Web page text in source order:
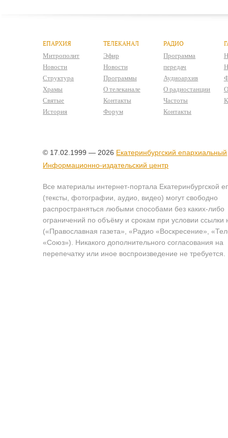
ЕПАРХИЯ
Митрополит
Новости
Структура
Храмы
Святые
История
ТЕЛЕКАНАЛ
Эфир
Новости
Программы
О телеканале
Контакты
Форум
РАДИО
Программа
передач
Аудиоархив
О радиостанции
Частоты
Контакты
© 17.02.1999 — 2026 Екатеринбургский епархиальный
Информационно-издательский центр
Все материалы интернет-портала Екатеринбургской
(тексты, фотографии, аудио, видео) могут свободно
распространяться любыми способами без каких-либо
ограничений по объёму и срокам при условии ссылки
(«Православная газета», «Радио «Воскресение»,
«Союз»). Никакого дополнительного согласования на
перепечатку или иное воспроизведение не требуется.